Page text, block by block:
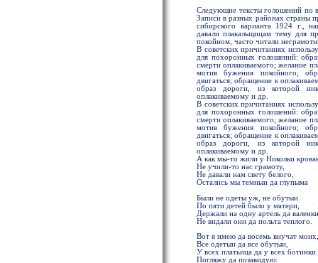
Следующие тексты голошений по
Записи в разных районах страны
сибирского варианта 1924 г.,
давали плакальщицам тему для
покойном, часто читали
В советских причитаниях
для похоронных голошений:
смерти оплакиваемого; желание
мотив бужения покойного;
двигаться; обращение к
образ дороги, из которой
оплакиваемому и др.
В советских причитаниях
для похоронных голошений:
смерти оплакиваемого; желание
мотив бужения покойного;
двигаться; обращение к
образ дороги, из которой
оплакиваемому и др.
А как мы-то жили у Николки
Не учили-то нас грамоту,
Не давали нам свету белого,
Остались мы темныи да глупыма
Были не одеты уж, не обутыи.
По пяти детей было у матери,
Держали на одну артель да
Не видали они да польта теплого.
Вот я имею да восемь внучат моих,
Все одетыи да все обутыи,
У всех платьица да у всех ботинки.
Погляжу да позавидую: